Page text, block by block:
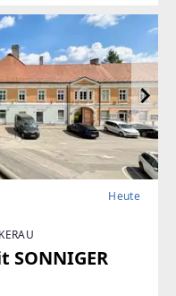
Heute
SONNIGER